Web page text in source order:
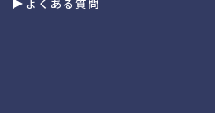
よくある質問